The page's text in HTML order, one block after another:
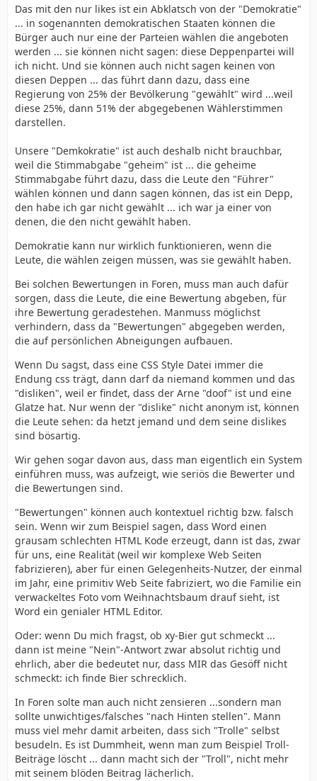
Das mit den nur likes ist ein Abklatsch von der "Demokratie"
... in sogenannten demokratischen Staaten können die
Bürger auch nur eine der Parteien wählen die angeboten
werden ... sie können nicht sagen: diese Deppenpartei will
ich nicht. Und sie können auch nicht sagen keinen von
diesen Deppen ... das führt dann dazu, dass eine
Regierung von 25% der Bevölkerung "gewählt" wird ...weil
diese 25%, dann 51% der abgegebenen Wählerstimmen
darstellen.
Unsere "Demkokratie" ist auch deshalb nicht brauchbar,
weil die Stimmabgabe "geheim" ist ... die geheime
Stimmabgabe führt dazu, dass die Leute den "Führer"
wählen können und dann sagen können, das ist ein Depp,
den habe ich gar nicht gewählt ... ich war ja einer von
denen, die den nicht gewählt haben.
Demokratie kann nur wirklich funktionieren, wenn die
Leute, die wählen zeigen müssen, was sie gewählt haben.
Bei solchen Bewertungen in Foren, muss man auch dafür
sorgen, dass die Leute, die eine Bewertung abgeben, für
ihre Bewertung geradestehen. Manmuss möglichst
verhindern, dass da "Bewertungen" abgegeben werden,
die auf persönlichen Abneigungen aufbauen.
Wenn Du sagst, dass eine CSS Style Datei immer die
Endung css trägt, dann darf da niemand kommen und das
"disliken", weil er findet, dass der Arne "doof" ist und eine
Glatze hat. Nur wenn der "dislike" nicht anonym ist, können
die Leute sehen: da hetzt jemand und dem seine dislikes
sind bösartig.
Wir gehen sogar davon aus, dass man eigentlich ein System
einführen muss, was aufzeigt, wie seriös die Bewerter und
die Bewertungen sind.
"Bewertungen" können auch kontextuel richtig bzw. falsch
sein. Wenn wir zum Beispiel sagen, dass Word einen
grausam schlechten HTML Kode erzeugt, dann ist das, zwar
für uns, eine Realität (weil wir komplexe Web Seiten
fabrizieren), aber für einen Gelegenheits-Nutzer, der einmal
im Jahr, eine primitiv Web Seite fabriziert, wo die Familie ein
verwackeltes Foto vom Weihnachtsbaum drauf sieht, ist
Word ein genialer HTML Editor.
Oder: wenn Du mich fragst, ob xy-Bier gut schmeckt ...
dann ist meine "Nein"-Antwort zwar absolut richtig und
ehrlich, aber die bedeutet nur, dass MIR das Gesöff nicht
schmeckt: ich finde Bier schrecklich.
In Foren solte man auch nicht zensieren ...sondern man
sollte unwichtiges/falsches "nach Hinten stellen". Mann
muss viel mehr damit arbeiten, dass sich "Trolle" selbst
besudeln. Es ist Dummheit, wenn man zum Beispiel Troll-
Beiträge löscht ... dann macht sich der "Troll", nicht mehr
mit seinem blöden Beitrag lächerlich.